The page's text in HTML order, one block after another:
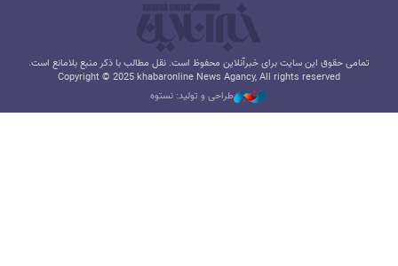
تمامی حقوق این سایت برای خبرآنلاین محفوظ است. نقل مطالب با ذکر منبع بلامانع است.
Copyright © 2025 khabaronline News Agancy, All rights reserved
طراحی و تولید: نستوه